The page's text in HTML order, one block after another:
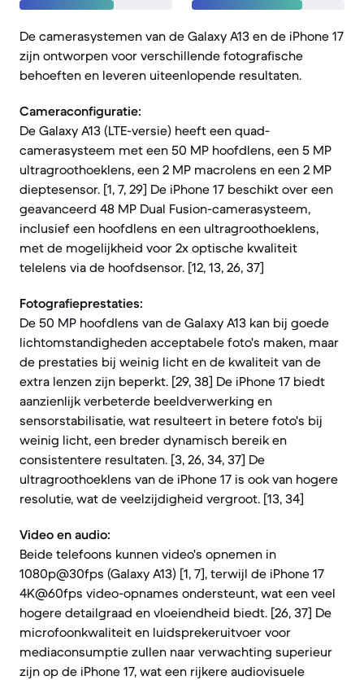
De camerasystemen van de Galaxy A13 en de iPhone 17
zijn ontworpen voor verschillende fotografische
behoeften en leveren uiteenlopende resultaten.
Cameraconfiguratie:
De Galaxy A13 (LTE-versie) heeft een quad-
camerasysteem met een 50 MP hoofdlens, een 5 MP
ultragroothoeklens, een 2 MP macrolens en een 2 MP
dieptesensor. [1, 7, 29] De iPhone 17 beschikt over een
geavanceerd 48 MP Dual Fusion-camerasysteem,
inclusief een hoofdlens en een ultragroothoeklens,
met de mogelijkheid voor 2x optische kwaliteit
telelens via de hoofdsensor. [12, 13, 26, 37]
Fotografieprestaties:
De 50 MP hoofdlens van de Galaxy A13 kan bij goede
lichtomstandigheden acceptabele foto's maken, maar
de prestaties bij weinig licht en de kwaliteit van de
extra lenzen zijn beperkt. [29, 38] De iPhone 17 biedt
aanzienlijk verbeterde beeldverwerking en
sensorstabilisatie, wat resulteert in betere foto's bij
weinig licht, een breder dynamisch bereik en
consistentere resultaten. [3, 26, 34, 37] De
ultragroothoeklens van de iPhone 17 is ook van hogere
resolutie, wat de veelzijdigheid vergroot. [13, 34]
Video en audio:
Beide telefoons kunnen video's opnemen in
1080p@30fps (Galaxy A13) [1, 7], terwijl de iPhone 17
4K@60fps video-opnames ondersteunt, wat een veel
hogere detailgraad en vloeiendheid biedt. [26, 37] De
microfoonkwaliteit en luidsprekeruitvoer voor
mediaconsumptie zullen naar verwachting superieur
zijn op de iPhone 17, wat een rijkere audiovisuele